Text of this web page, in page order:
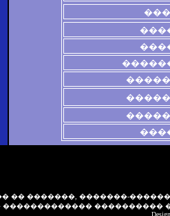
���
�� �������, �������-
������������� ����������